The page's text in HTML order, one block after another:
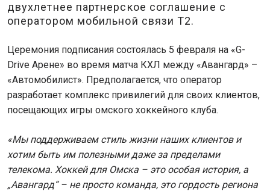
двухлетнее партнерское соглашение с
оператором мобильной связи T2.
Церемония подписания состоялась 5 февраля на «G-
Drive Арене» во время матча КХЛ между «Авангард» –
«Автомобилист». Предполагается, что оператор
разработает комплекс привилегий для своих клиентов,
посещающих игры омского хоккейного клуба.
«Мы поддерживаем стиль жизни наших клиентов и
хотим быть им полезными даже за пределами
телекома. Хоккей для Омска – это особая история, а
„Авангард“ – не просто команда, это гордость региона